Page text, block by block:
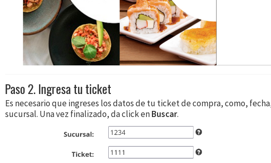
Paso 2. Ingresa tu ticket
Es necesario que ingreses los datos de tu ticket de compra, como,
sucursal. Una vez finalizado, da click enBuscar.